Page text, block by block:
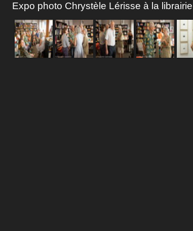
Expo photo Chrystèle Lérisse à la librairie